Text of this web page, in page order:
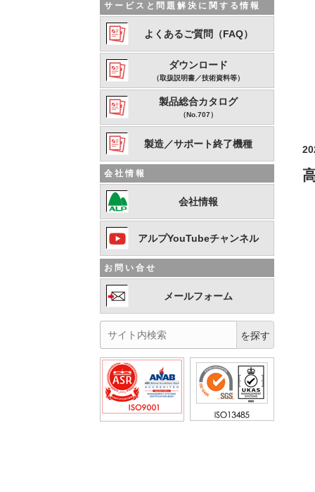
サービスと問題解決に関する情報
よくあるご質問（FAQ）
ダウンロード
（取扱説明書／技術資料等）
製品総合カタログ
（No.707）
製造／サポート終了機種
会社情報
会社情報
アルプYouTubeチャンネル
お問い合せ
メールフォーム